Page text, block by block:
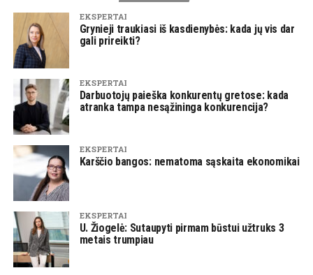
EKSPERTAI
Grynieji traukiasi iš kasdienybės: kada jų vis dar
gali prireikti?
EKSPERTAI
Darbuotojų paieška konkurentų gretose: kada
atranka tampa nesąžininga konkurencija?
EKSPERTAI
Karščio bangos: nematoma sąskaita ekonomikai
EKSPERTAI
U. Žiogelė: Sutaupyti pirmam būstui užtruks 3
metais trumpiau